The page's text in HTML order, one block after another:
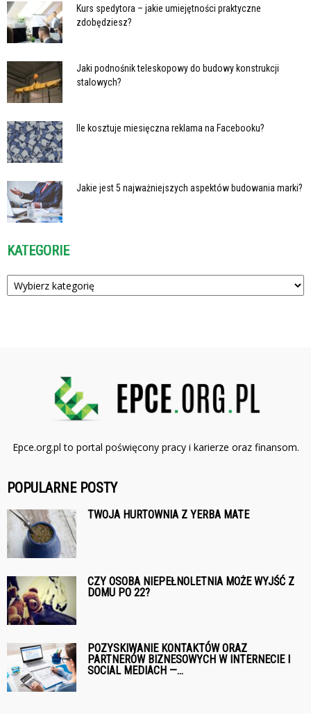
Kurs spedytora – jakie umiejętności praktyczne
zdobędziesz?
Jaki podnośnik teleskopowy do budowy konstrukcji
stalowych?
Ile kosztuje miesięczna reklama na Facebooku?
Jakie jest 5 najważniejszych aspektów budowania marki?
KATEGORIE
Kategorie
Epce.org.pl to portal poświęcony pracy i karierze oraz finansom.
POPULARNE POSTY
TWOJA HURTOWNIA Z YERBA MATE
CZY OSOBA NIEPEŁNOLETNIA MOŻE WYJŚĆ Z
DOMU PO 22?
POZYSKIWANIE KONTAKTÓW ORAZ
PARTNERÓW BIZNESOWYCH W INTERNECIE I
SOCIAL MEDIACH —...